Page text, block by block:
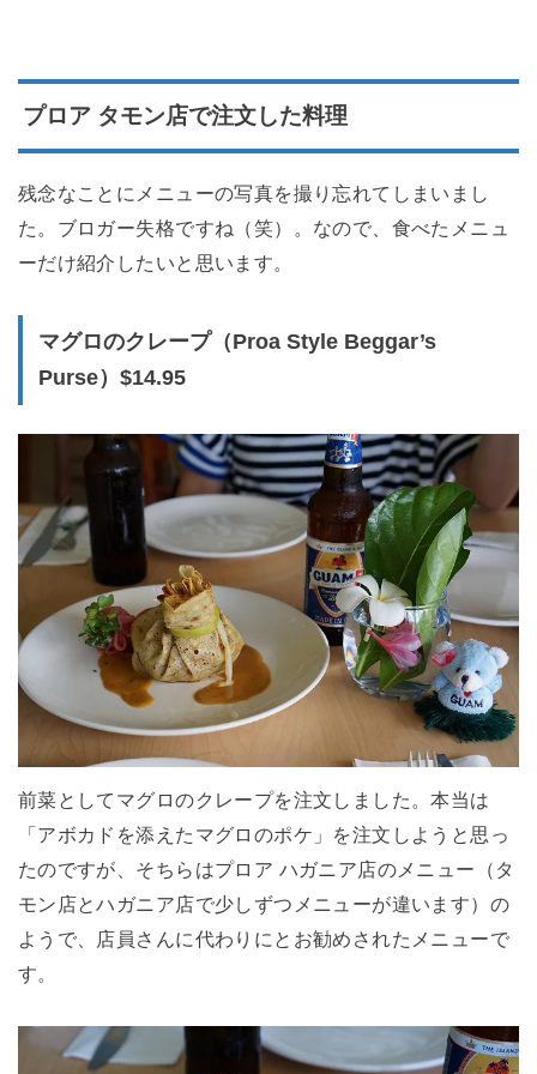
プロア タモン店で注文した料理
残念なことにメニューの写真を撮り忘れてしまいまし
た。ブロガー失格ですね（笑）。なので、食べたメニュ
ーだけ紹介したいと思います。
マグロのクレープ（Proa Style Beggar’s
Purse）$14.95
前菜としてマグロのクレープを注文しました。本当は
「アボカドを添えたマグロのポケ」を注文しようと思っ
たのですが、そちらはプロア ハガニア店のメニュー（タ
モン店とハガニア店で少しずつメニューが違います）の
ようで、店員さんに代わりにとお勧めされたメニューで
す。